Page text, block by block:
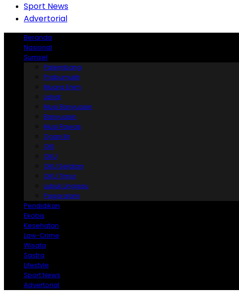
Sport News
Advertorial
Beranda
Nasional
Sumsel
Palembang
Prabumulih
Muara Enim
Lahat
Musi Banyuasin
Banyuasin
Musi Rawas
Ogan Ilir
OKI
OKU
OKU Selatan
OKU Timur
Lubuk Linggau
Pagaralam
Pendidikan
Ekobis
Kesehatan
Law-Crime
Wisata
Sastra
Lifestyle
Sport News
Advertorial